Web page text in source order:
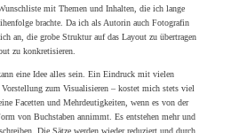
mit Themen und Inhalten, die ich lange
brachte. Da ich als Autorin auch Fotografin
an, die grobe Struktur auf das Layout zu übertragen
zu konkretisieren.
eine Idee alles sein. Ein Eindruck mit vielen
zum Visualisieren – kostet mich stets viel
Facetten und Mehrdeutigkeiten, wenn es von der
von Buchstaben annimmt. Es entstehen mehr und
Die Sätze werden wieder reduziert und durch